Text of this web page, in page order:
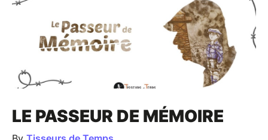
LE PASSEUR DE MÉMOIRE